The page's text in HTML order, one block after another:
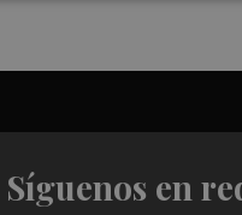
Síguenos en